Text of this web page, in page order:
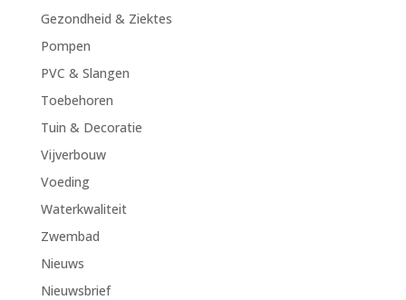
Gezondheid & Ziektes
Pompen
PVC & Slangen
Toebehoren
Tuin & Decoratie
Vijverbouw
Voeding
Waterkwaliteit
Zwembad
Nieuws
Nieuwsbrief